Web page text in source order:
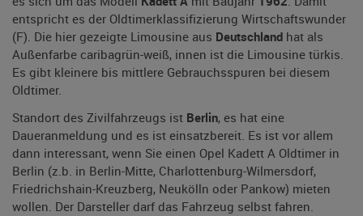
entspricht es der Oldtimerklassifizierung Wirtschaftswunder
(F). Die hier gezeigte Limousine aus Deutschland hat als
Außenfarbe caribagrün-weiß, innen ist die Limousine türkis.
Es gibt kleinere bis mittlere Gebrauchsspuren bei diesem
Oldtimer.
Standort des Zivilfahrzeugs ist Berlin, es hat eine
Daueranmeldung und es ist einsatzbereit. Es ist vor allem
dann interessant, wenn Sie einen Opel Kadett A Oldtimer in
Berlin (z.b. in Berlin-Mitte, Charlottenburg-Wilmersdorf,
Friedrichshain-Kreuzberg, Neukölln oder Pankow) mieten
wollen. Der Darsteller darf das Fahrzeug selbst fahren.